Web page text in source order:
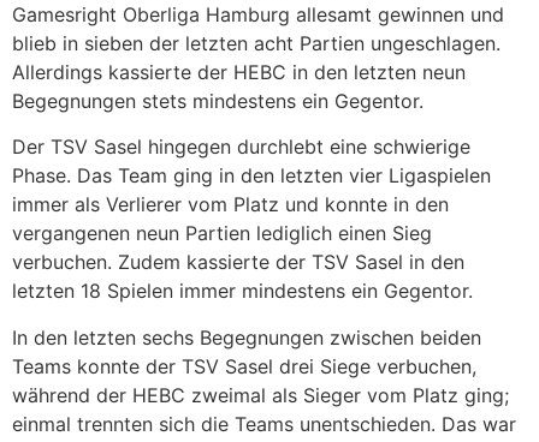
Gamesright Oberliga Hamburg allesamt gewinnen und
blieb in sieben der letzten acht Partien ungeschlagen.
Allerdings kassierte der HEBC in den letzten neun
Begegnungen stets mindestens ein Gegentor. ​
Der TSV Sasel hingegen durchlebt eine schwierige
Phase. Das Team ging in den letzten vier Ligaspielen
immer als Verlierer vom Platz und konnte in den
vergangenen neun Partien lediglich einen Sieg
verbuchen. Zudem kassierte der TSV Sasel in den
letzten 18 Spielen immer mindestens ein Gegentor.
In den letzten sechs Begegnungen zwischen beiden
Teams konnte der TSV Sasel drei Siege verbuchen,
während der HEBC zweimal als Sieger vom Platz ging;
einmal trennten sich die Teams unentschieden. Das war